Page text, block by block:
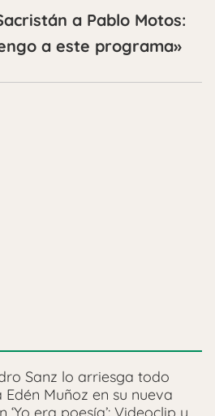
a Pablo Motos:
a este programa»
Sanz lo arriesga todo
Edén Muñoz en su nueva